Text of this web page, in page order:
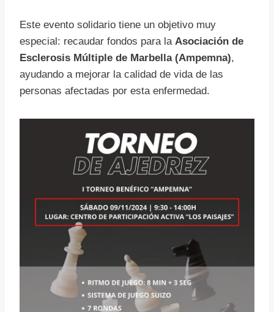
Este evento solidario tiene un objetivo muy
especial: recaudar fondos para la Asociación de
Esclerosis Múltiple de Marbella (Ampemna),
ayudando a mejorar la calidad de vida de las
personas afectadas por esta enfermedad.